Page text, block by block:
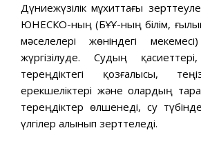
Дүниежүзілік мұхиттағы
ЮНЕСКО-ның (БҰҰ-ның білім,
мәселелері жөніндегі
жүргізілуде. Судың
тереңдіктегі қозғалысы,
ерекшеліктері және олардың
тереңдіктер өлшенеді, су
үлгілер алынып зерттеледі.